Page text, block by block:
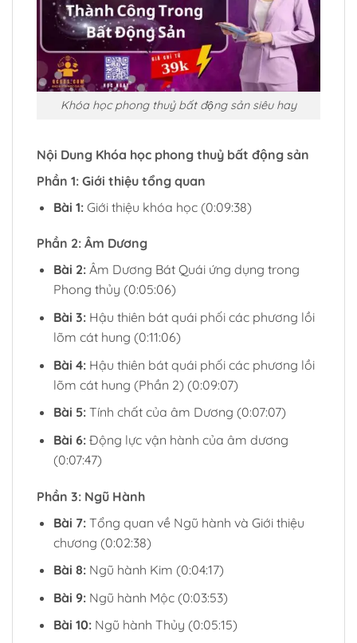
Khóa học phong thuỷ bất động sản siêu hay
Nội Dung Khóa học phong thuỷ bất động sản
Phần 1: Giới thiệu tổng quan
Bài 1:Giới thiệu khóa học (0:09:38)
Phần 2: Âm Dương
Bài 2:Âm Dương Bát Quái ứng dụng trong
Phong thủy (0:05:06)
Bài 3:Hậu thiên bát quái phối các phương lồi
lõm cát hung (0:11:06)
Bài 4:Hậu thiên bát quái phối các phương lồi
lõm cát hung (Phần 2) (0:09:07)
Bài 5:Tính chất của âm Dương (0:07:07)
Bài 6:Động lực vận hành của âm dương
(0:07:47)
Phần 3: Ngũ Hành
Bài 7:Tổng quan về Ngũ hành và Giới thiệu
chương (0:02:38)
Bài 8:Ngũ hành Kim (0:04:17)
Bài 9:Ngũ hành Mộc (0:03:53)
Bài 10:Ngũ hành Thủy (0:05:15)